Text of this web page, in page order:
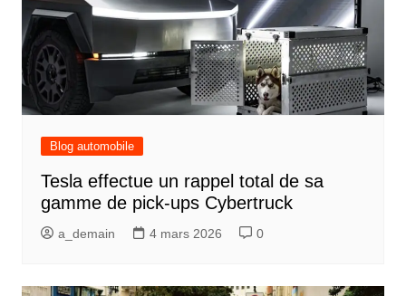
Blog automobile
Tesla effectue un rappel total de sa
gamme de pick-ups Cybertruck
a_demain 4 mars 2026 0